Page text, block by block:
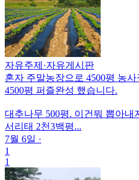
자유주제 ·자유게시판
혼자 주말농장으로 4500평 농사
4500평 퍼즐완성 했습니다.
대추나무 500평. 이건뭐 뽑아내
서리태 2천3백평...
7월 6일 ·
1
1